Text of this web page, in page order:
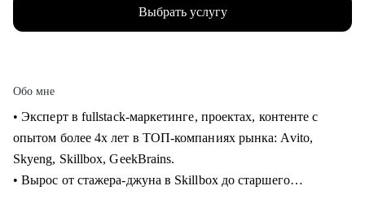
Выбрать услугу
Обо мне
• Эксперт в fullstack-маркетинге, проектах, контенте с
опытом более 4х лет в ТОП-компаниях рынка: Avito,
Skyeng, Skillbox, GeekBrains.
• Вырос от стажера-джуна в Skillbox до старшего